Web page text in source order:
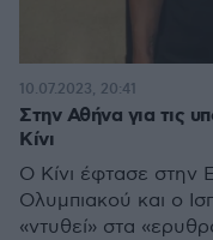
Στην Αθήνα για τις
Κίνι
Ο Κίνι έφτασε στην
Ολυμπιακού και ο
«ντυθεί» στα
10.07.2023, 20:41